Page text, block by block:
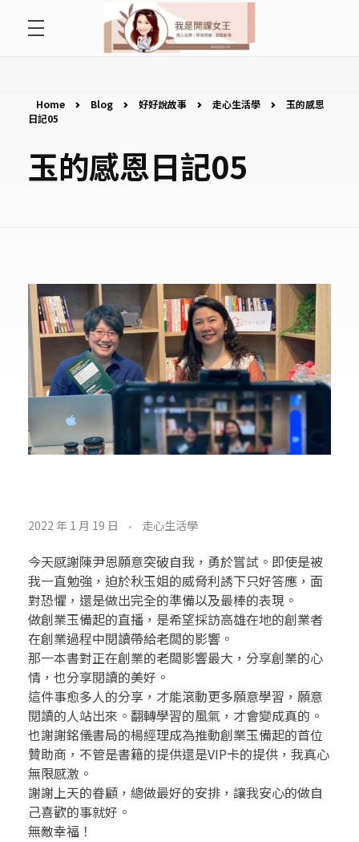
好好說故事
遇見好課程
Home Blog 好好說故事 走心生活學
玉的感恩
日記05
玉的感恩日記05
玉
的
感
恩
日
記
0
5
2022 年 1 月 19 日 走心生活學
今天感謝陳尹恩願意突破自我，勇於嘗試。即使是被
我一直勉強，迫於秋玉姐的威脅利誘下只好答應，面
對恐懼，還是做出完全的準備以及最棒的表現。
做創業玉備起的直播，是希望採訪高雄在地的創業者
在創業過程中閱讀帶給老闆的影響。
那一本書對正在創業的老闆影響最大，分享創業的心
情，也分享閱讀的美好。
這件事愈多人的分享，才能滾動更多願意學習，願意
閱讀的人站出來。翻轉學習的風氣，才會變成真的。
也謝謝銘儀書局的楊經理成為推動創業玉備起的首位
贊助商，不管是書籍的提供還是VIP卡的提供，我真心
無限感激。
謝謝上天的眷顧，總做最好的安排，讓我安心的做自
己喜歡的事就好。
無敵幸福！